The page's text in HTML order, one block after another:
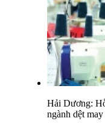
Hải Dương:
ngành dệt may